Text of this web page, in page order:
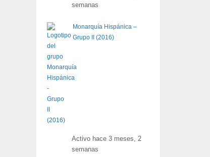
semanas
Monarquía Hispánica –
Grupo II (2016)
Activo hace 3 meses, 2
semanas